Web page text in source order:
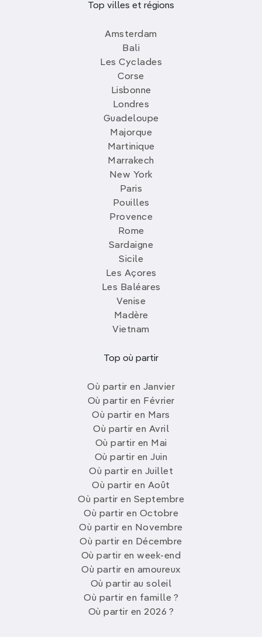
Top villes et régions
Amsterdam
Bali
Les Cyclades
Corse
Lisbonne
Londres
Guadeloupe
Majorque
Martinique
Marrakech
New York
Paris
Pouilles
Provence
Rome
Sardaigne
Sicile
Les Açores
Les Baléares
Venise
Madère
Vietnam
Top où partir
Où partir en Janvier
Où partir en Février
Où partir en Mars
Où partir en Avril
Où partir en Mai
Où partir en Juin
Où partir en Juillet
Où partir en Août
Où partir en Septembre
Où partir en Octobre
Où partir en Novembre
Où partir en Décembre
Où partir en week-end
Où partir en amoureux
Où partir au soleil
Où partir en famille ?
Où partir en 2026 ?